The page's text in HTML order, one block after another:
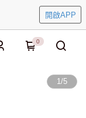
開啟APP
0
1/5